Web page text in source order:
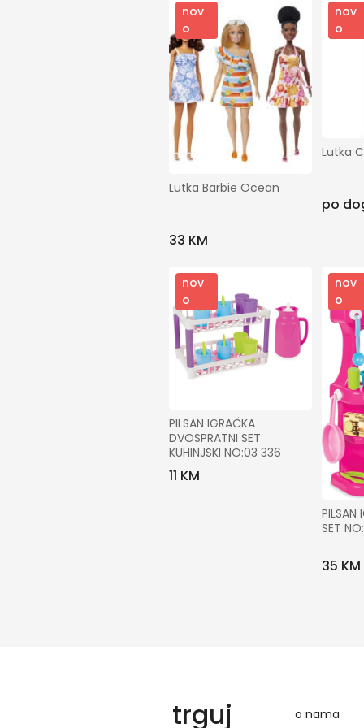
nov
o
Lutka Barbie Ocean
33 KM
nov
o
Lutka
po
nov
o
PILSAN IGRAČKA
DVOSPRATNI SET
KUHINJSKI NO:03 336
11 KM
nov
o
PILSAN
SET
35 KM
trguj o nama